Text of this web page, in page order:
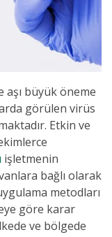
aşı büyük öneme
görülen virüs
Etkin ve
işletmenin
bağlı olarak
metodları
göre karar
ve bölgede